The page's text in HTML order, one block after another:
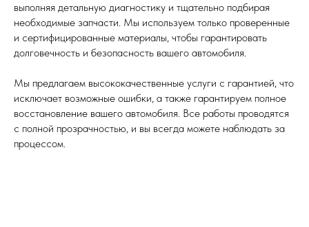
выполняя детальную диагностику и тщательно подбирая
необходимые запчасти. Мы используем только проверенные
и сертифицированные материалы, чтобы гарантировать
долговечность и безопасность вашего автомобиля.
Мы предлагаем высококачественные услуги с гарантией, что
исключает возможные ошибки, а также гарантируем полное
восстановление вашего автомобиля. Все работы проводятся
с полной прозрачностью, и вы всегда можете наблюдать за
процессом.